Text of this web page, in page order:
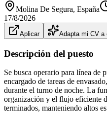
Molina De Segura, España
17/8/2026
Aplicar Adapta mi CV a
Descripción del puesto
Se busca operario para línea de
encargado de tareas de
durante el turno de noche. La
organización y el flujo eficiente
terminados, manteniendo altos